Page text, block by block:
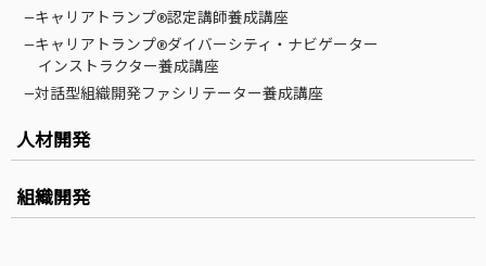
—キャリアトランプ®認定講師養成講座
—キャリアトランプ®ダイバーシティ・ナビゲーター
インストラクター養成講座
—対話型組織開発ファシリテーター養成講座
人材開発
組織開発